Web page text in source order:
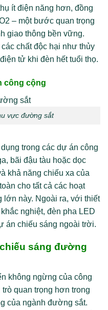
ít điện năng hơn, đồng
– một bước quan trọng
giao thông bền vững.
chất độc hại như thủy
tử khi đèn hết tuổi thọ.
công cộng
vực đường sắt
trong các dự án công
bãi đậu tàu hoặc dọc
khả năng chiếu xa của
cho tất cả các hoạt
lớn này. Ngoài ra, với thiết
nghiệt, đèn pha LED
án chiếu sáng ngoài trời.
sáng đường
không ngừng của công
quan trọng hơn trong
của ngành đường sắt.